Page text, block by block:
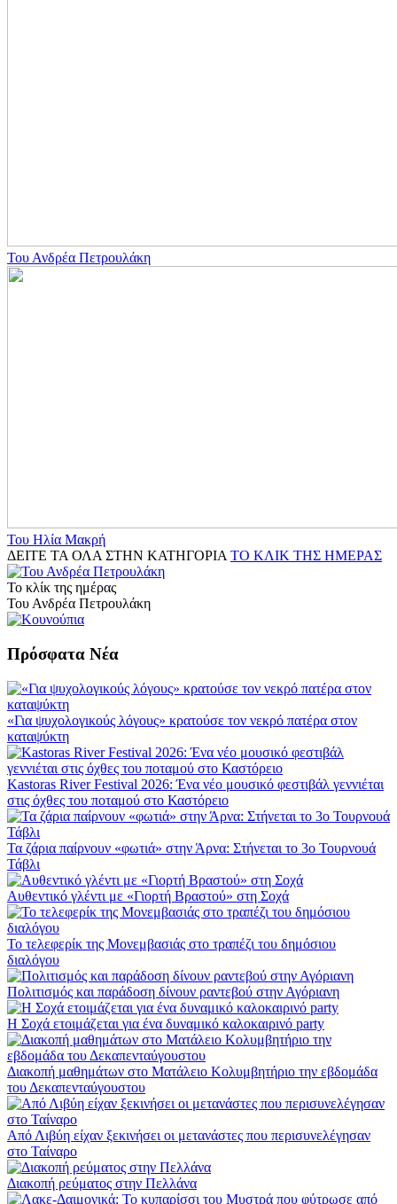
Του Ανδρέα Πετρουλάκη
Του Ηλία Μακρή
ΔΕΙΤΕ ΤΑ ΟΛΑ ΣΤΗΝ ΚΑΤΗΓΟΡΙΑ ΤΟ ΚΛΙΚ ΤΗΣ ΗΜΕΡΑΣ
Το κλίκ της ημέρας
Του Ανδρέα Πετρουλάκη
Πρόσφατα Νέα
«Για ψυχολογικούς λόγους» κρατούσε τον νεκρό πατέρα στον
καταψύκτη
Kastoras River Festival 2026: Ένα νέο μουσικό φεστιβάλ γεννιέται
στις όχθες του ποταμού στο Καστόρειο
Τα ζάρια παίρνουν «φωτιά» στην Άρνα: Στήνεται το 3ο Τουρνουά
Τάβλι
Αυθεντικό γλέντι με «Γιορτή Βραστού» στη Σοχά
Το τελεφερίκ της Μονεμβασιάς στο τραπέζι του δημόσιου
διαλόγου
Πολιτισμός και παράδοση δίνουν ραντεβού στην Αγόριανη
Η Σοχά ετοιμάζεται για ένα δυναμικό καλοκαιρινό party
Διακοπή μαθημάτων στο Ματάλειο Κολυμβητήριο την εβδομάδα
του Δεκαπενταύγουστου
Από Λιβύη είχαν ξεκινήσει οι μετανάστες που περισυνελέγησαν
στο Ταίναρο
Διακοπή ρεύματος στην Πελλάνα